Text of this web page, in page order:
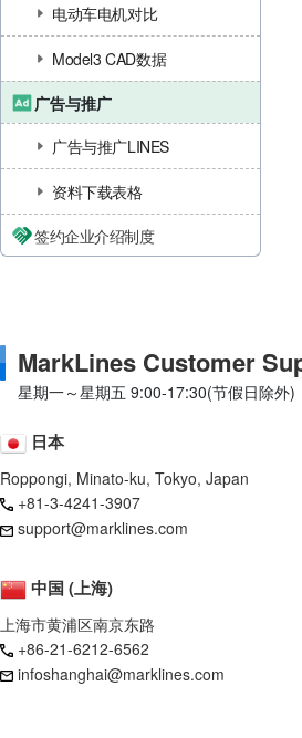
电动车电机对比
Model3 CAD数据
广告与推广
广告与推广LINES
资料下载表格
签约企业介绍制度
MarkLines Customer
星期一～星期五 9:00-17:30(节假日除外)
日本
Roppongi, Minato-ku, Tokyo, Japan
+81-3-4241-3907
support@marklines.com
中国 (上海)
上海市黄浦区南京东路
+86-21-6212-6562
infoshanghai@marklines.com